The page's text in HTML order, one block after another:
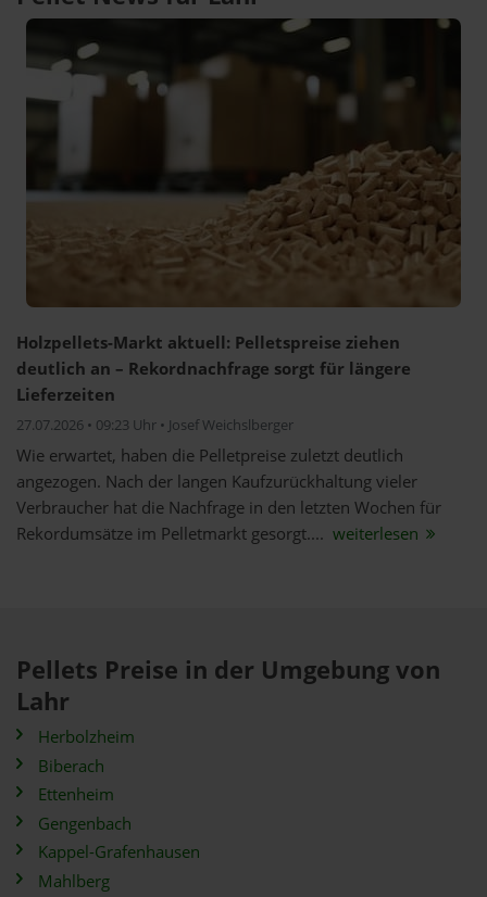
Holzpellets-Markt aktuell: Pelletspreise ziehen
deutlich an – Rekordnachfrage sorgt für längere
Lieferzeiten
27.07.2026 • 09:23 Uhr • Josef Weichslberger
Wie erwartet, haben die Pelletpreise zuletzt deutlich
angezogen. Nach der langen Kaufzurückhaltung vieler
Verbraucher hat die Nachfrage in den letzten Wochen für
Rekordumsätze im Pelletmarkt gesorgt.... weiterlesen
Pellets Preise in der Umgebung von
Lahr
Herbolzheim
Biberach
Ettenheim
Gengenbach
Kappel-Grafenhausen
Mahlberg